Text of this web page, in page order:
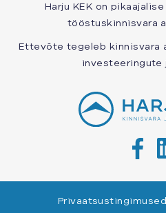
Harju KEK on
tööstuskinnisvara
Ettevõte tegeleb kinnisvara
investeeringute
Privaatsustingimused